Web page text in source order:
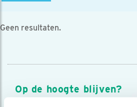
Geen resultaten.
Op de hoogte blijven?
Meld je aan en ontvang nieuws,